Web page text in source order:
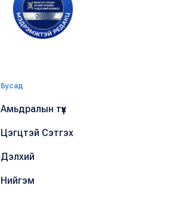
Бусад
Амьдралын түүх
Цэгцтэй Сэтгэх
Дэлхий
Нийгэм